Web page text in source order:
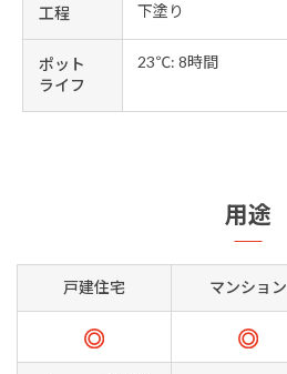
工程 下塗り
ポット
ライフ
23℃: 8時間
用途
戸建住宅 マンション